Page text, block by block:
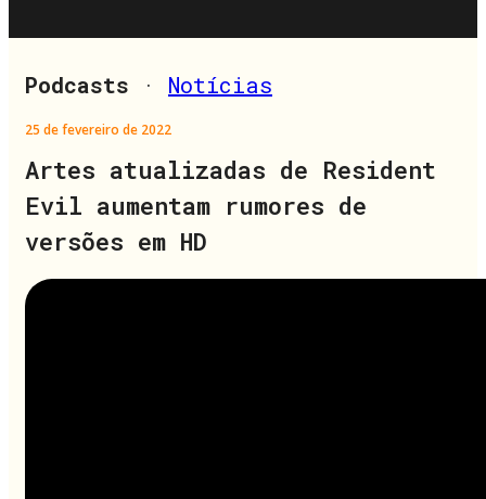
Podcasts · Notícias
25 de fevereiro de 2022
Artes atualizadas de Resident
Evil aumentam rumores de
versões em HD